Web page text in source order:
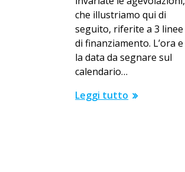
che illustriamo qui di
seguito, riferite a 3 linee
di finanziamento. L’ora e
la data da segnare sul
calendario…
Leggi tutto